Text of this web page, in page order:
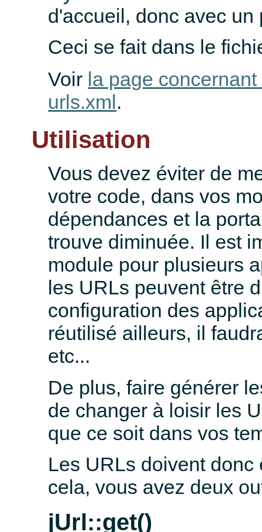
d'accueil, donc avec un
Ceci se fait dans le
Voir la page
urls.xml.
Utilisation
Vous devez éviter de
votre code, dans vos
dépendances et la
trouve diminuée. Il est
module pour plusieurs
les URLs peuvent être
configuration des
réutilisé ailleurs, il
etc...
De plus, faire générer
de changer à loisir les
que ce soit dans vos
Les URLs doivent
cela, vous avez deux
jUrl::get()